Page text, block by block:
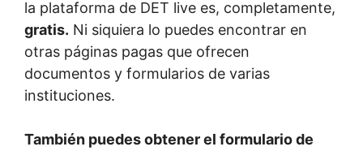
la plataforma de DET live es, completamente,
gratis. Ni siquiera lo puedes encontrar en
otras páginas pagas que ofrecen
documentos y formularios de varias
instituciones.
También puedes obtener el formulario de